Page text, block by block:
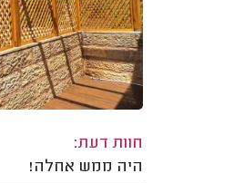
חוות דעת:
היה ממש אחלה!